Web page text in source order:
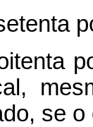
se o